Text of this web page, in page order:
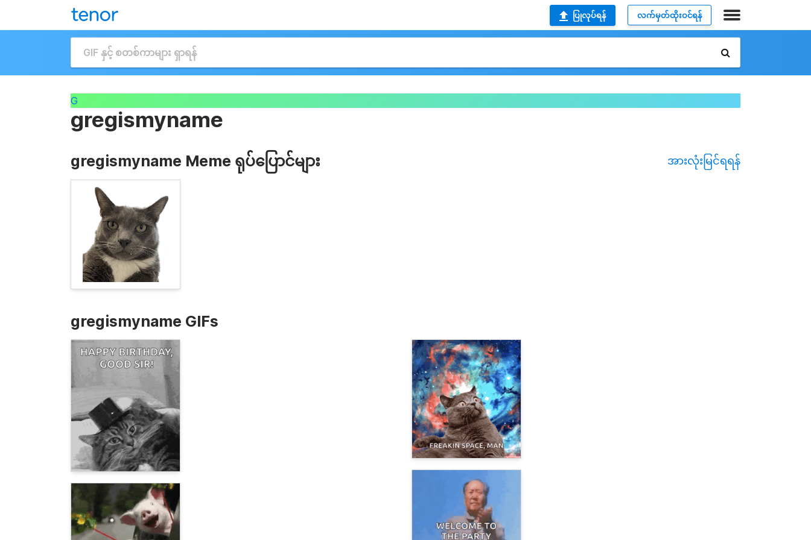
ပြုလုပ်ရန် လက်မှတ်ထိုးဝင်ရန်
G
gregismyname
gregismyname Meme ရုပ်ပြောင်များ အားလုံးမြင်ရရန်
gregismyname GIFs